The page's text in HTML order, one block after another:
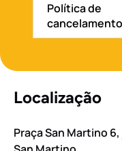
Política de
cancelamento
Localização
Praça San Martino